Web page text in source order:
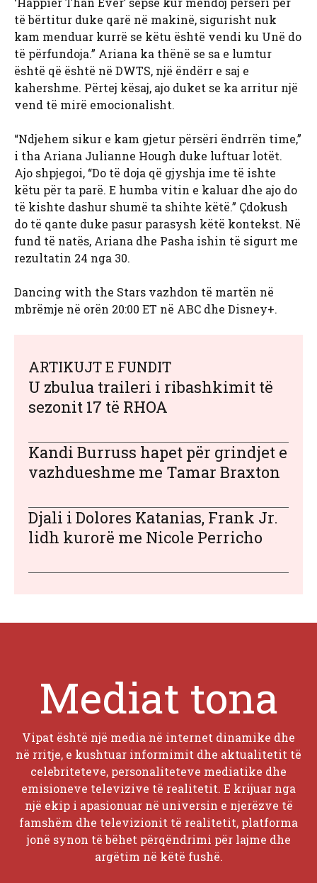
të bërtitur duke qarë në makinë, sigurisht nuk
kam menduar kurrë se këtu është vendi ku Unë do
të përfundoja.” Ariana ka thënë se sa e lumtur
është që është në DWTS, një ëndërr e saj e
kahershme. Përtej kësaj, ajo duket se ka arritur një
vend të mirë emocionalisht.
“Ndjehem sikur e kam gjetur përsëri ëndrrën time,”
i tha Ariana Julianne Hough duke luftuar lotët.
Ajo shpjegoi, “Do të doja që gjyshja ime të ishte
këtu për ta parë. E humba vitin e kaluar dhe ajo do
të kishte dashur shumë ta shihte këtë.” Çdokush
do të qante duke pasur parasysh këtë kontekst. Në
fund të natës, Ariana dhe Pasha ishin të sigurt me
rezultatin 24 nga 30.
Dancing with the Stars vazhdon të martën në
mbrëmje në orën 20:00 ET në ABC dhe Disney+.
ARTIKUJT E FUNDIT
U zbulua traileri i ribashkimit të
sezonit 17 të RHOA
Kandi Burruss hapet për grindjet e
vazhdueshme me Tamar Braxton
Djali i Dolores Katanias, Frank Jr.
lidh kurorë me Nicole Perricho
Mediat tona
Vipat është një media në internet dinamike dhe
në rritje, e kushtuar informimit dhe aktualitetit të
celebriteteve, personaliteteve mediatike dhe
emisioneve televizive të realitetit. E krijuar nga
një ekip i apasionuar në universin e njerëzve të
famshëm dhe televizionit të realitetit, platforma
jonë synon të bëhet përqëndrimi për lajme dhe
argëtim në këtë fushë.